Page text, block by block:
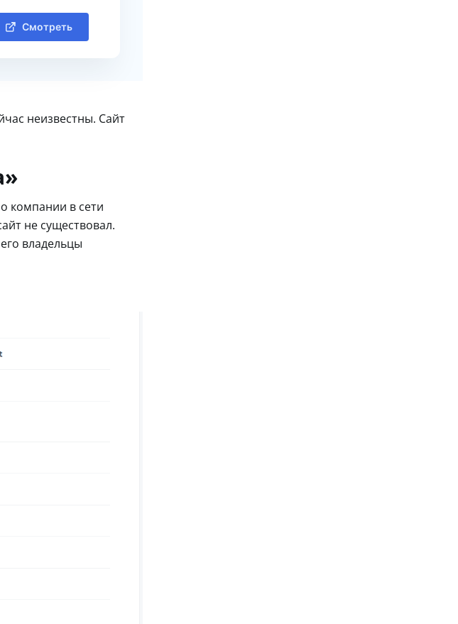
Смотреть
неизвестны. Сайт
компании в сети
не существовал.
владельцы